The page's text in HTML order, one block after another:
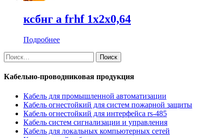
ксбнг а frhf 1х2х0,64
Подробнее
Найти:
Кабельно-проводниковая продукция
Кабель для промышленной автоматизации
Кабель огнестойкий для систем пожарной защиты
Кабель огнестойкий для интерфейса rs-485
Кабель систем сигнализации и управления
Кабель для локальных компьютерных сетей